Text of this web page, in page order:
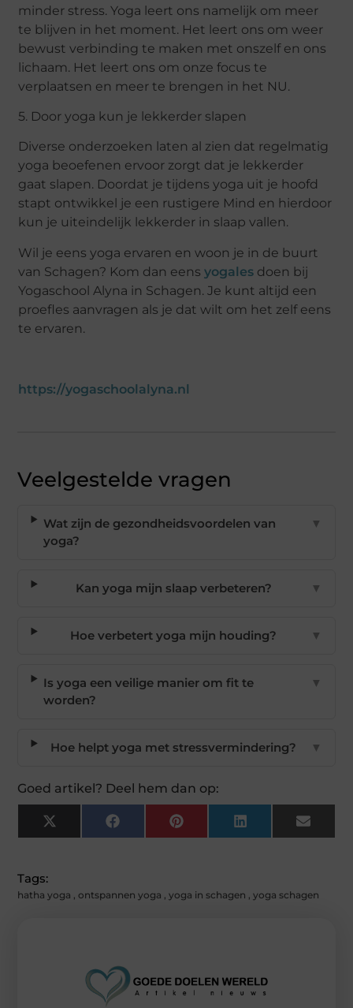
minder stress. Yoga leert ons namelijk om meer
te blijven in het moment. Het leert ons om weer
bewust verbinding te maken met onszelf en ons
lichaam. Het leert ons om onze focus te
verplaatsen en meer te brengen in het NU.
5. Door yoga kun je lekkerder slapen
Diverse onderzoeken laten al zien dat regelmatig
yoga beoefenen ervoor zorgt dat je lekkerder
gaat slapen. Doordat je tijdens yoga uit je hoofd
stapt ontwikkel je een rustigere Mind en hierdoor
kun je uiteindelijk lekkerder in slaap vallen.
Wil je eens yoga ervaren en woon je in de buurt
van Schagen? Kom dan eensyogales doen bij
Yogaschool Alyna in Schagen. Je kunt altijd een
proefles aanvragen als je dat wilt om het zelf eens
te ervaren.
https://yogaschoolalyna.nl
Veelgestelde vragen
Wat zijn de gezondheidsvoordelen van
yoga?
▼
Kan yoga mijn slaap verbeteren? ▼
Hoe verbetert yoga mijn houding? ▼
Is yoga een veilige manier om fit te
worden?
▼
Hoe helpt yoga met stressvermindering? ▼
Goed artikel? Deel hem dan op:
X
(Twitter)
FacebookPinterest LinkedIn Email
Tags:
hatha yoga ,ontspannen yoga ,yoga in schagen ,yoga schagen